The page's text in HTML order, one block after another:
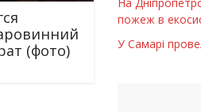
(фото)
пожеж в
У Самарі